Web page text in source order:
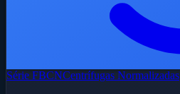
Série FBCNCentrífugas Normalizadas